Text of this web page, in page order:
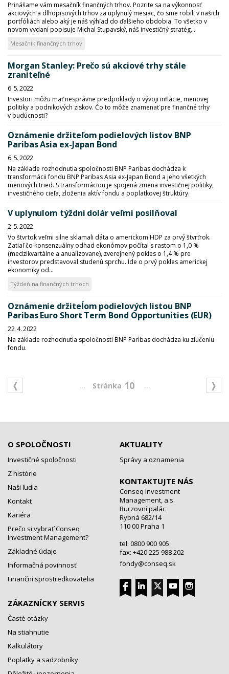
Prinášame vám mesačník finančných trhov. Pozrite sa na výkonnosť
akciových a dlhopisových trhov za uplynulý mesiac, čo sme robili v našich
portfóliách alebo aký je náš výhľad do ďalšieho obdobia. To všetko v
novom vydaní popisuje Michal Stupavský, náš investičný stratég...
Mesačník finančných trhov
Morgan Stanley: Prečo sú akciové trhy stále
zraniteľné
6. 5. 2022
Investori môžu mať nesprávne predpoklady o vývoji inflácie, menovej
politiky a podnikových ziskov. Čo to môže znamenať pre finančné trhy
v budúcnosti?
Oznámenie držiteľom podielových listov BNP
Paribas Asia ex-Japan Bond
6. 5. 2022
Na základe rozhodnutia spoločnosti BNP Paribas dochádza k
transformácii fondu BNP Paribas Asia ex-Japan Bond a jeho všetkých
menových tried. S transformáciou je spojená zmena investičnej politiky,
investičného cieľa, zloženia aktív fondu a poplatkovej štruktúry.
V uplynulom týždni dolár veľmi posilňoval
2. 5. 2022
Vo štvrtok veľmi silne sklamali dáta o americkom HDP za prvý štvrťrok.
Zatiaľ čo konsenzuálny odhad ekonómov počítal s rastom o 1,0 %
(medzikvartálne a anualizovane), zverejnený pokles o 1,4 % pre
investorov predstavoval studenú sprchu. Ide o prvý pokles americkej
ekonomiky od...
Týždeň na finančných trhoch
Oznámenie držiteĺom podielových listou BNP
Paribas Euro Short Term Bond Opportunities (EUR)
22. 4. 2022
Na základe rozhodnutia spoločnosti BNP Paribas dochádza ku zlúčeniu
fondu.
... 10 ...
O SPOLOČNOSTI
Investičné spoločnosti
Z histórie
Naši ľudia
Kontakt
Kariéra
Prečo si vybrať Conseq
Investment Management?
Základné údaje
Informačná povinnosť
Finanční sprostredkovatelia
ZÁKAZNÍCKY SERVIS
Časté otázky
Na stiahnutie
Kalkulátory
Poplatky a sadzobníky
AKTUALITY
Správy a oznamenia
KONTAKTUJTE NÁS
Conseq Investment
Management, a.s.
Burzovní palác
Rybná 682/14
110 00 Praha 1
tel: 0800 900 905
fax: +420 225 988 202
fondy@conseq.sk